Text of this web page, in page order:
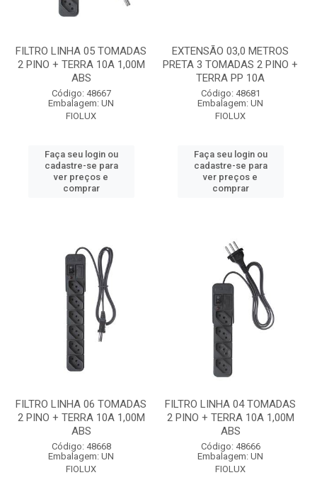
FILTRO LINHA 05 TOMADAS
2 PINO + TERRA 10A 1,00M
ABS
Código: 48667
Embalagem: UN
FIOLUX
Faça seu login ou
cadastre-se para
ver preços e
comprar
EXTENSÃO 03,0 METROS
PRETA 3 TOMADAS 2 PINO +
TERRA PP 10A
Código: 48681
Embalagem: UN
FIOLUX
Faça seu login ou
cadastre-se para
ver preços e
comprar
FILTRO LINHA 06 TOMADAS
2 PINO + TERRA 10A 1,00M
ABS
Código: 48668
Embalagem: UN
FIOLUX
FILTRO LINHA 04 TOMADAS
2 PINO + TERRA 10A 1,00M
ABS
Código: 48666
Embalagem: UN
FIOLUX